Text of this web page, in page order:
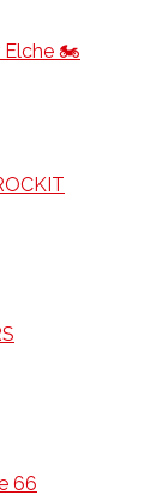
Elche 🏍️
66